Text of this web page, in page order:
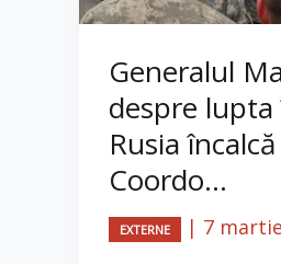
Generalul
despre
Rusia
Coordo...
EXTERNE | 7